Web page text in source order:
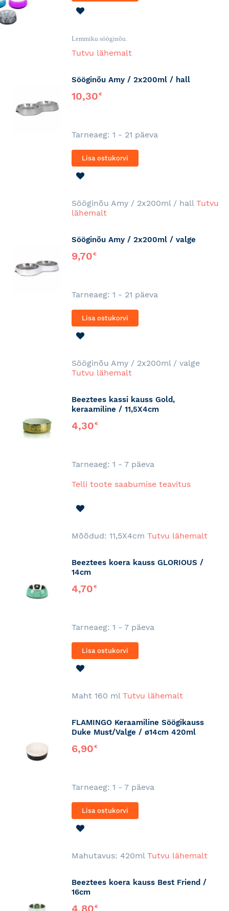
Lemmiku sööginõu.
Tutvu lähemalt
Sööginõu Amy / 2x200ml / hall
10,30€
Tarneaeg: 1 - 21 päeva
Lisa ostukorvi
Sööginõu Amy / 2x200ml / hall Tutvu
lähemalt
Sööginõu Amy / 2x200ml / valge
9,70€
Tarneaeg: 1 - 21 päeva
Lisa ostukorvi
Sööginõu Amy / 2x200ml / valge
Tutvu lähemalt
Beeztees kassi kauss Gold,
keraamiline / 11,5X4cm
4,30€
Tarneaeg: 1 - 7 päeva
Telli toote saabumise teavitus
Mõõdud: 11,5X4cm Tutvu lähemalt
Beeztees koera kauss GLORIOUS /
14cm
4,70€
Tarneaeg: 1 - 7 päeva
Lisa ostukorvi
Maht 160 ml Tutvu lähemalt
FLAMINGO Keraamiline Söögikauss
Duke Must/Valge / ø14cm 420ml
6,90€
Tarneaeg: 1 - 7 päeva
Lisa ostukorvi
Mahutavus: 420ml Tutvu lähemalt
Beeztees koera kauss Best Friend /
16cm
4,80€